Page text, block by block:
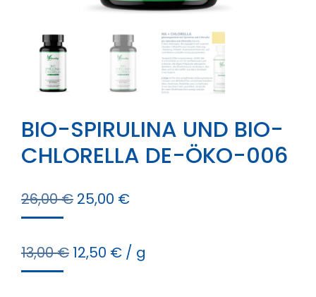
BIO-SPIRULINA UND BIO-
CHLORELLA DE-ÖKO-006
26,00€ Ursprünglicher
26,00 €
25,00 €Aktueller
25,00 €.
13,00€ 12,50 € / g